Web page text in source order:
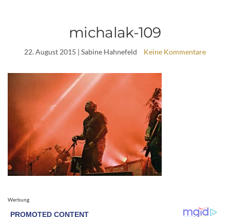
michalak-109
22. August 2015 | Sabine Hahnefeld Keine Kommentare
Werbung